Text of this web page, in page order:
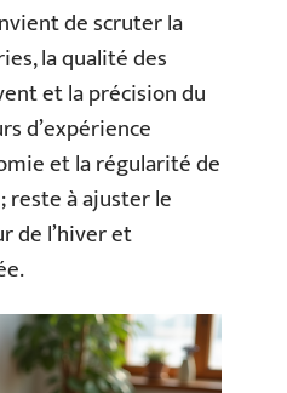
de scruter la
la qualité des
et la précision du
d’expérience
et la régularité de
reste à ajuster le
de l’hiver et